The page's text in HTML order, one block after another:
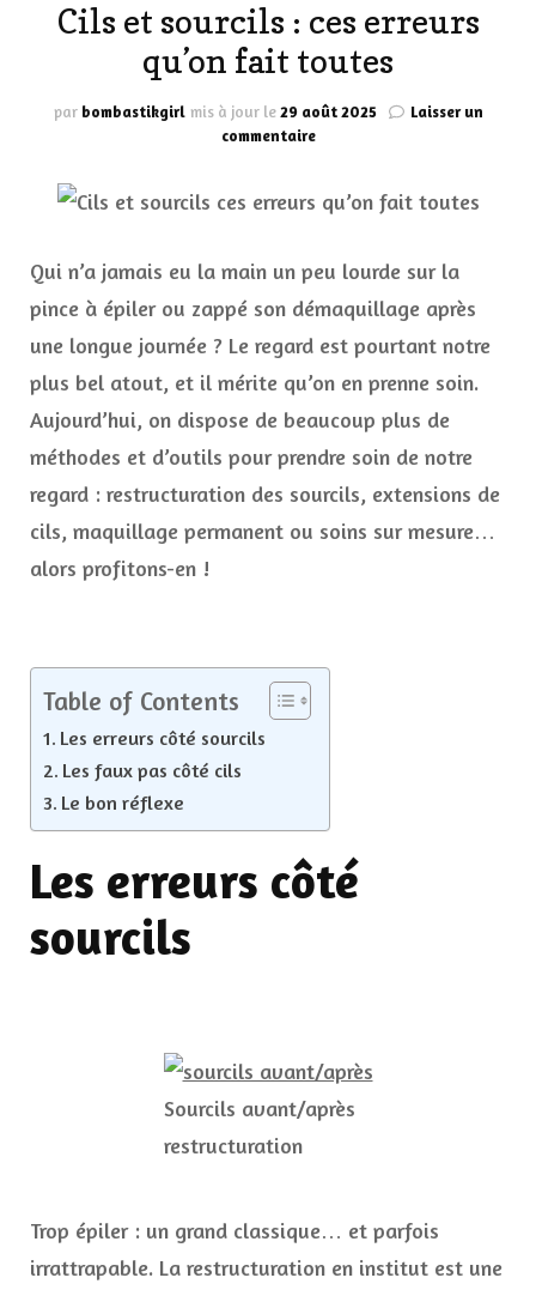
Cils et sourcils : ces erreurs
qu’on fait toutes
par bombastikgirl mis à jour le29 août 2025
Laisser un
commentairesur
sourcils
erreurs
qu’on
toutes
Qui n’a jamais eu la main un peu lourde sur la
pince à épiler ou zappé son démaquillage après
une longue journée ? Le regard est pourtant notre
plus bel atout, et il mérite qu’on en prenne soin.
Aujourd’hui, on dispose de beaucoup plus de
méthodes et d’outils pour prendre soin de notre
regard : restructuration des sourcils, extensions de
cils, maquillage permanent ou soins sur mesure…
alors profitons-en !
Table of Contents
Les erreurs côté sourcils
Les faux pas côté cils
Le bon réflexe
Les erreurs côté
sourcils
Sourcils avant/après
restructuration
Trop épiler : un grand classique… et parfois
irrattrapable. La restructuration en institut est une